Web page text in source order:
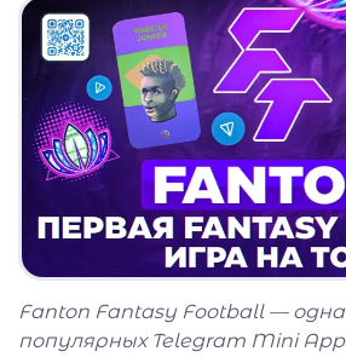
Fanton Fantasy Football— одна
популярных Telegram Mini